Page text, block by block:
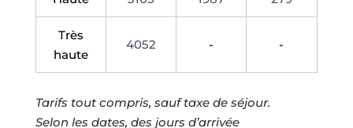
Très
haute
4052 - -
Tarifs tout compris, sauf taxe de séjour.
Selon les dates, des jours d’arrivée